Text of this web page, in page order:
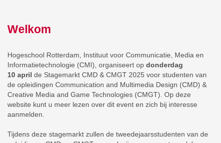
Welkom
Hogeschool Rotterdam, Instituut voor Communicatie, Media en
Informatietechnologie (CMI), organiseert op donderdag
10 april de Stagemarkt CMD & CMGT 2025 voor studenten van
de opleidingen Communication and Multimedia Design (CMD) &
Creative Media and Game Technologies (CMGT). Op deze
website kunt u meer lezen over dit event en zich bij interesse
aanmelden.
Tijdens deze stagemarkt zullen de tweedejaarsstudenten van de